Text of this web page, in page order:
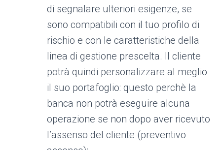
di segnalare ulteriori esigenze, se
sono compatibili con il tuo profilo di
rischio e con le caratteristiche della
linea di gestione prescelta. Il cliente
potrà quindi personalizzare al meglio
il suo portafoglio: questo perchè la
banca non potrà eseguire alcuna
operazione se non dopo aver ricevuto
l’assenso del cliente (preventivo